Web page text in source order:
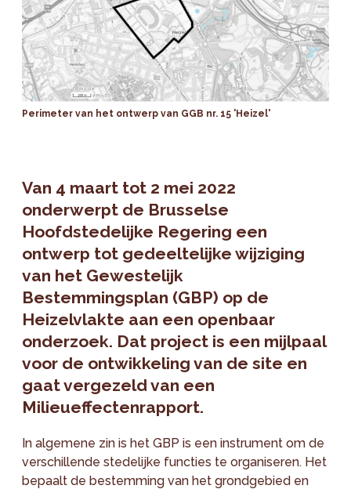
Perimeter van het ontwerp van GGB nr. 15 'Heizel'
Van 4 maart tot 2 mei 2022
onderwerpt de Brusselse
Hoofdstedelijke Regering een
ontwerp tot gedeeltelijke wijziging
van het Gewestelijk
Bestemmingsplan (GBP) op de
Heizelvlakte aan een openbaar
onderzoek. Dat project is een mijlpaal
voor de ontwikkeling van de site en
gaat vergezeld van een
Milieueffectenrapport.
In algemene zin is het GBP is een instrument om de
verschillende stedelijke functies te organiseren. Het
bepaalt de bestemming van het grondgebied en